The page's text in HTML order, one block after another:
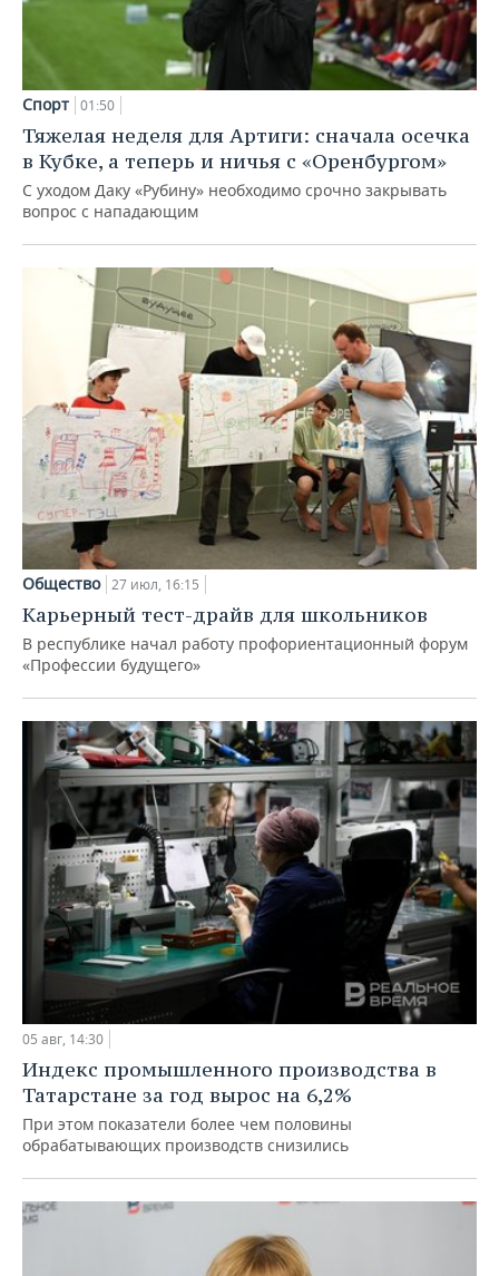
Спорт 01:50
Тяжелая неделя для Артиги: сначала осечка
в Кубке, а теперь и ничья с «Оренбургом»
С уходом Даку «Рубину» необходимо срочно закрывать
вопрос с нападающим
Общество 27 июл, 16:15
Карьерный тест-драйв для школьников
В республике начал работу профориентационный форум
«Профессии будущего»
05 авг, 14:30
Индекс промышленного производства в
Татарстане за год вырос на 6,2%
При этом показатели более чем половины
обрабатывающих производств снизились